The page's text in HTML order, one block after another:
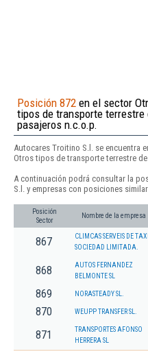
Posición 872 en el sector
tipos de transporte terrestre
pasajeros n.c.o.p.
Autocares Troitino S.l. se encuentra
Otros tipos de transporte terrestre de
A continuación podrá consultar la
S.l. y empresas con posiciones
Posición
Sector
Nombre de la empresa
867
CLIMCAS SERVEIS DE TAXI
SOCIEDAD LIMITADA.
868
AUTOS FERNANDEZ
BELMONTE SL
869 NORASTEADY SL.
870 WEUPP TRANSFER SL.
871
TRANSPORTES AFONSO
HERRERA SL